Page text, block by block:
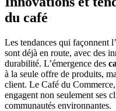
du café
Les tendances qui façonnent
sont déjà en route, avec des
durabilité. L’émergence des
à la seule offre de produits,
client. Le Café du
engagent non seulement ses
communautés environnantes.